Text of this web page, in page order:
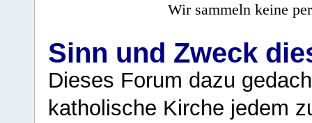
Wir sammeln keine
Sinn und Zweck
Dieses Forum dazu
katholische Kirche jedem